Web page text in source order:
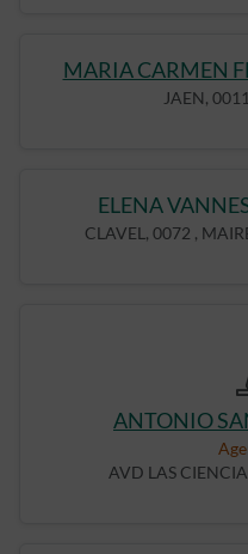
MARIA CARMEN
JAEN,
ELENA
CLAVEL, 0072 ,
ANTONIO
AVD LAS